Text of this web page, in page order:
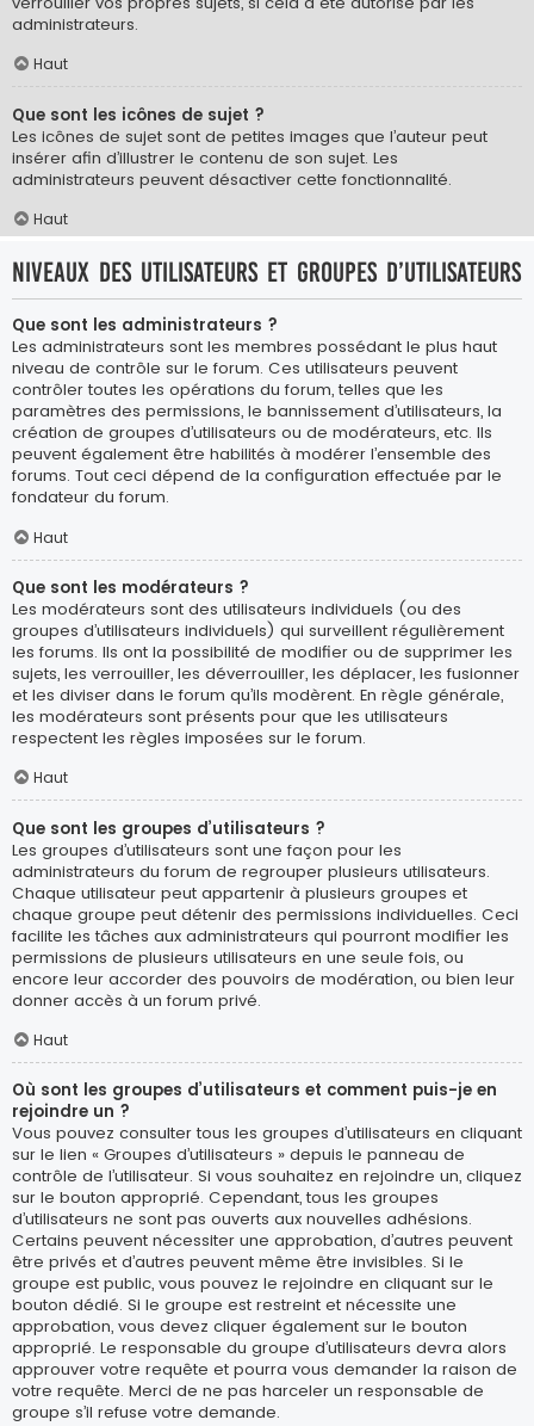
administrateurs.
Haut
Que sont les icônes de sujet ?
Les icônes de sujet sont de petites images que l’auteur peut
insérer afin d’illustrer le contenu de son sujet. Les
administrateurs peuvent désactiver cette fonctionnalité.
Haut
Niveaux des utilisateurs et groupes d’utilisateurs
Que sont les administrateurs ?
Les administrateurs sont les membres possédant le plus haut
niveau de contrôle sur le forum. Ces utilisateurs peuvent
contrôler toutes les opérations du forum, telles que les
paramètres des permissions, le bannissement d’utilisateurs, la
création de groupes d’utilisateurs ou de modérateurs, etc. Ils
peuvent également être habilités à modérer l’ensemble des
forums. Tout ceci dépend de la configuration effectuée par le
fondateur du forum.
Haut
Que sont les modérateurs ?
Les modérateurs sont des utilisateurs individuels (ou des
groupes d’utilisateurs individuels) qui surveillent régulièrement
les forums. Ils ont la possibilité de modifier ou de supprimer les
sujets, les verrouiller, les déverrouiller, les déplacer, les fusionner
et les diviser dans le forum qu’ils modèrent. En règle générale,
les modérateurs sont présents pour que les utilisateurs
respectent les règles imposées sur le forum.
Haut
Que sont les groupes d’utilisateurs ?
Les groupes d’utilisateurs sont une façon pour les
administrateurs du forum de regrouper plusieurs utilisateurs.
Chaque utilisateur peut appartenir à plusieurs groupes et
chaque groupe peut détenir des permissions individuelles. Ceci
facilite les tâches aux administrateurs qui pourront modifier les
permissions de plusieurs utilisateurs en une seule fois, ou
encore leur accorder des pouvoirs de modération, ou bien leur
donner accès à un forum privé.
Haut
Où sont les groupes d’utilisateurs et comment puis-je en
rejoindre un ?
Vous pouvez consulter tous les groupes d’utilisateurs en cliquant
sur le lien « Groupes d’utilisateurs » depuis le panneau de
contrôle de l’utilisateur. Si vous souhaitez en rejoindre un, cliquez
sur le bouton approprié. Cependant, tous les groupes
d’utilisateurs ne sont pas ouverts aux nouvelles adhésions.
Certains peuvent nécessiter une approbation, d’autres peuvent
être privés et d’autres peuvent même être invisibles. Si le
groupe est public, vous pouvez le rejoindre en cliquant sur le
bouton dédié. Si le groupe est restreint et nécessite une
approbation, vous devez cliquer également sur le bouton
approprié. Le responsable du groupe d’utilisateurs devra alors
approuver votre requête et pourra vous demander la raison de
votre requête. Merci de ne pas harceler un responsable de
groupe s’il refuse votre demande.